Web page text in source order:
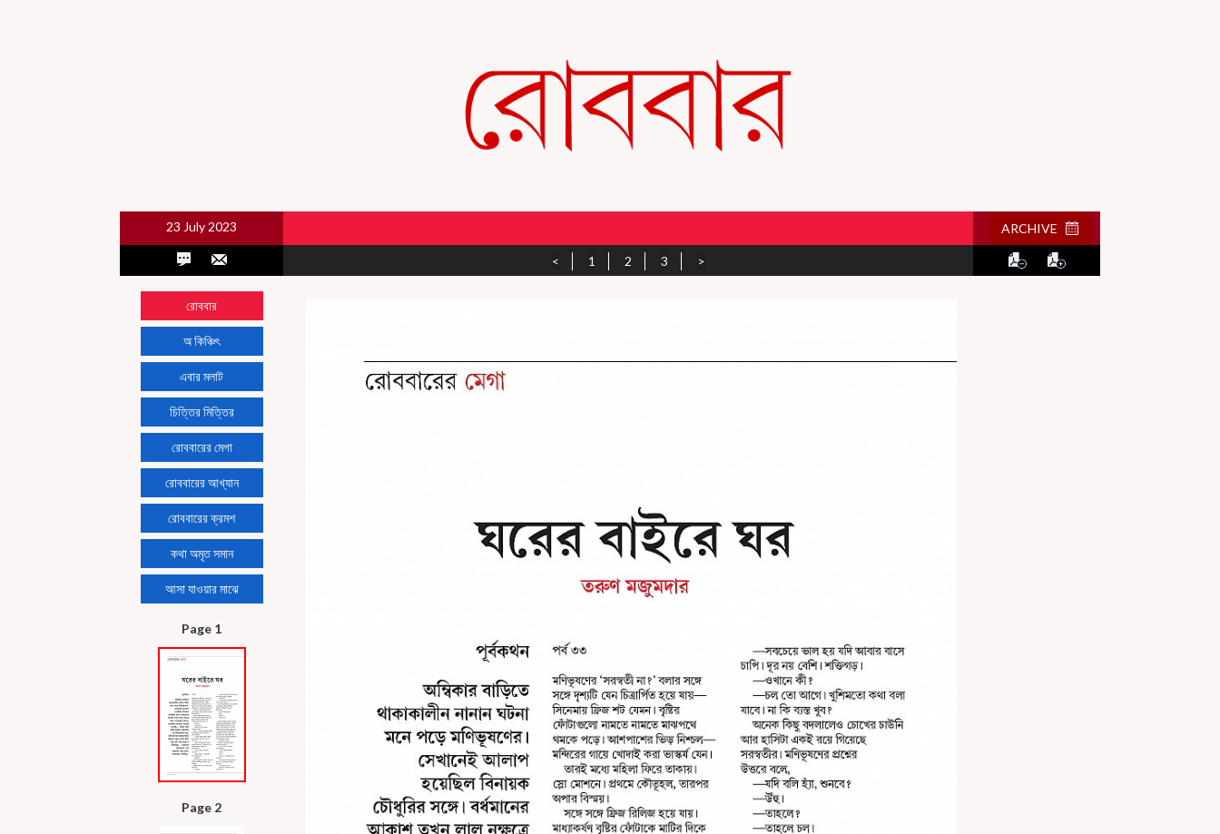
23 July 2023 ARCHIVE
< 1 2 3 >
রোববার
অ কিঞ্চিৎ
এবার মলাট
চিত্তির মিত্তির
রোববারের মেগা
রোববারের আখ্যান
রোববারের ক্রমশ
কথা অমৃত সমান
আসা যাওয়ার মাঝে
Page 1
Page 2